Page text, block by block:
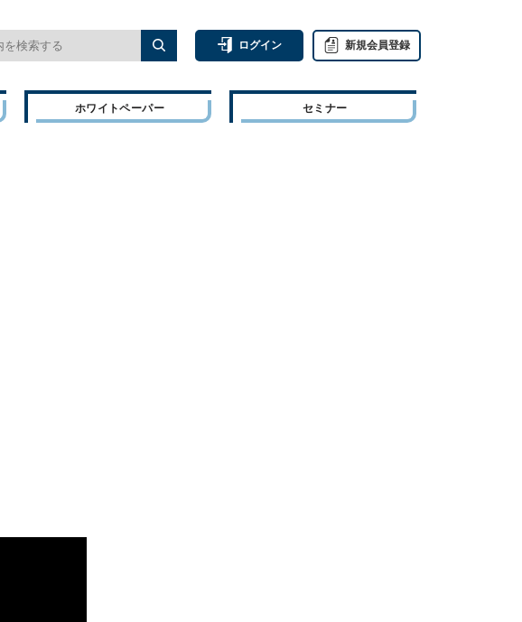
ログイン 新規会員登録
ホワイトペーパー セミナー